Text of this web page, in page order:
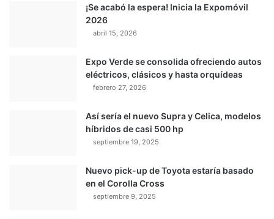
¡Se acabó la espera! Inicia la Expomóvil
2026
abril 15, 2026
Expo Verde se consolida ofreciendo autos
eléctricos, clásicos y hasta orquídeas
febrero 27, 2026
Así sería el nuevo Supra y Celica, modelos
híbridos de casi 500 hp
septiembre 19, 2025
Nuevo pick-up de Toyota estaría basado
en el Corolla Cross
septiembre 9, 2025